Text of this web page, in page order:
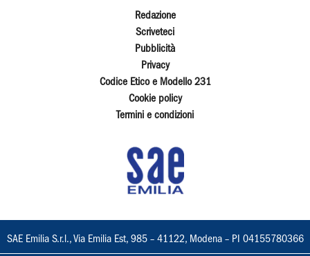
Redazione
Scriveteci
Pubblicità
Privacy
Codice Etico e Modello 231
Cookie policy
Termini e condizioni
SAE Emilia S.r.l., Via Emilia Est, 985 – 41122, Modena – PI 04155780366